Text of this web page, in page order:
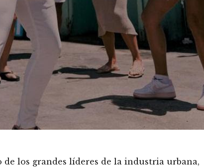
de los grandes líderes de la industria urbana,